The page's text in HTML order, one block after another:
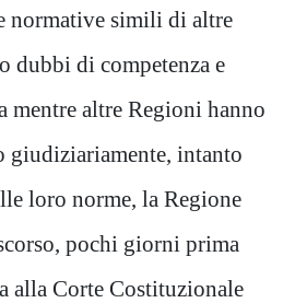
normative simili di altre
dubbi di competenza e
mentre altre Regioni hanno
giudiziariamente, intanto
loro norme, la Regione
pochi giorni prima
alla Corte Costituzionale